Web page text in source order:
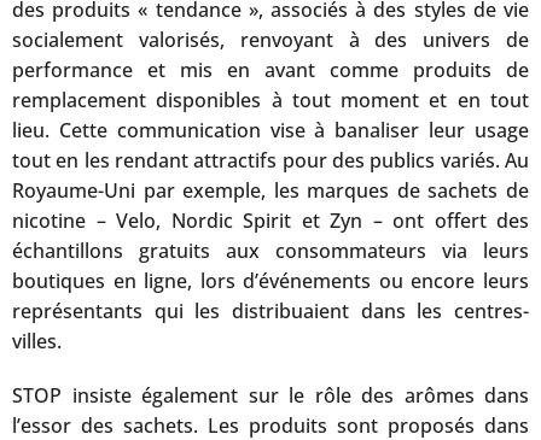
des produits « tendance », associés à des styles de vie
socialement valorisés, renvoyant à des univers de
performance et mis en avant comme produits de
remplacement disponibles à tout moment et en tout
lieu. Cette communication vise à banaliser leur usage
tout en les rendant attractifs pour des publics variés. Au
Royaume-Uni par exemple, les marques de sachets de
nicotine – Velo, Nordic Spirit et Zyn – ont offert des
échantillons gratuits aux consommateurs via leurs
boutiques en ligne, lors d’événements ou encore leurs
représentants qui les distribuaient dans les centres-
villes.
STOP insiste également sur le rôle des arômes dans
l’essor des sachets. Les produits sont proposés dans